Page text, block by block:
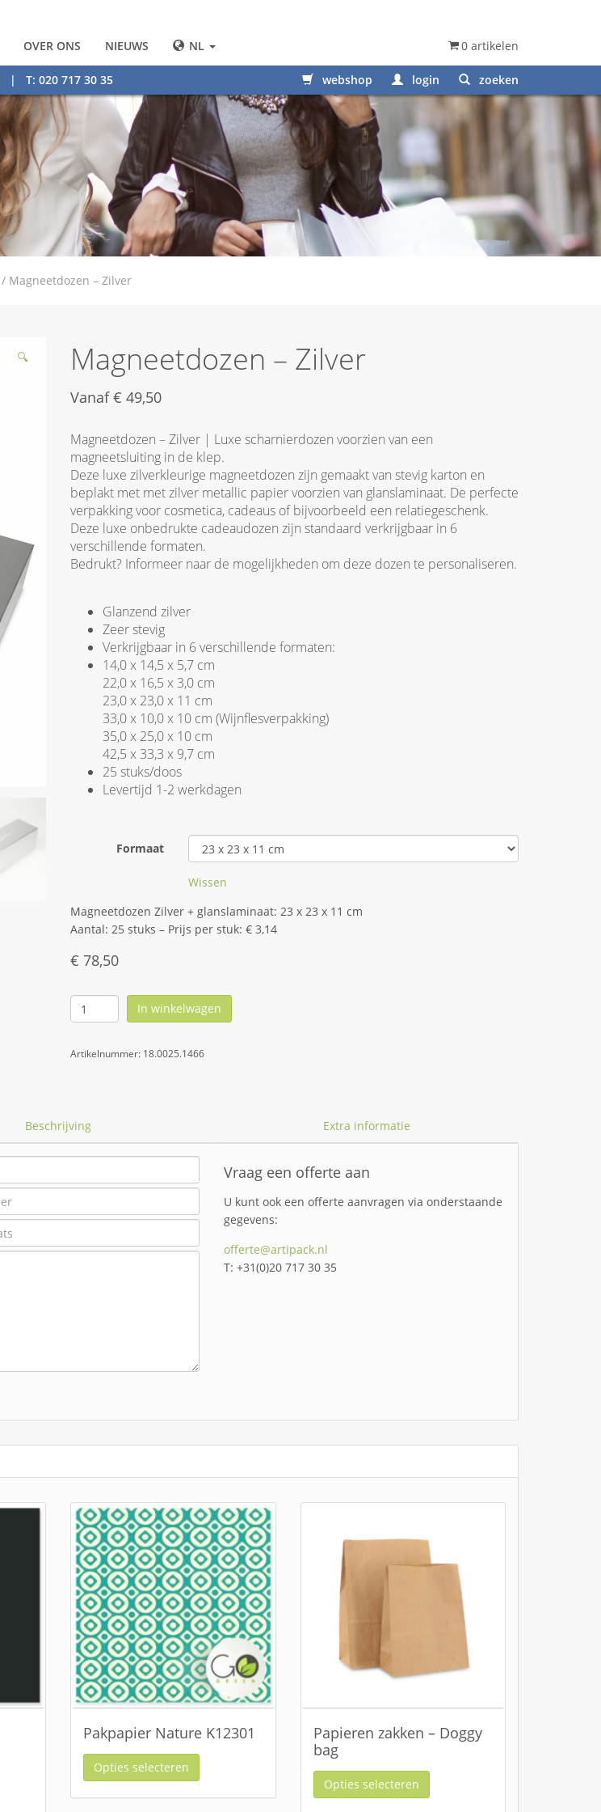
OVER ONS NIEUWS NL 0 artikelen
| T: 020 717 30 35 webshop login zoeken
/ Magneetdozen – Zilver
🔍 Magneetdozen – Zilver
Vanaf€ 49,50
Magneetdozen – Zilver | Luxe scharnierdozen voorzien van een
magneetsluiting in de klep.
Deze luxe zilverkleurige magneetdozen zijn gemaakt van stevig karton en
beplakt met met zilver metallic papier voorzien van glanslaminaat. De perfecte
verpakking voor cosmetica, cadeaus of bijvoorbeeld een relatiegeschenk.
Deze luxe onbedrukte cadeaudozen zijn standaard verkrijgbaar in 6
verschillende formaten.
Bedrukt? Informeer naar de mogelijkheden om deze dozen te personaliseren.
Glanzend zilver
Zeer stevig
Verkrijgbaar in 6 verschillende formaten:
14,0 x 14,5 x 5,7 cm
22,0 x 16,5 x 3,0 cm
23,0 x 23,0 x 11 cm
33,0 x 10,0 x 10 cm (Wijnflesverpakking)
35,0 x 25,0 x 10 cm
42,5 x 33,3 x 9,7 cm
25 stuks/doos
Levertijd 1-2 werkdagen
Formaat
Wissen
Magneetdozen Zilver + glanslaminaat: 23 x 23 x 11 cm
Aantal: 25 stuks – Prijs per stuk: € 3,14
€ 78,50
In winkelwagen
Artikelnummer: 18.0025.1466
Beschrijving Extra informatie
Vraag een offerte aan
U kunt ook een offerte aanvragen via onderstaande
gegevens:
offerte@artipack.nl
T: +31(0)20 717 30 35
Pakpapier Nature K12301
Opties selecteren
Papieren zakken – Doggy
bag
Opties selecteren